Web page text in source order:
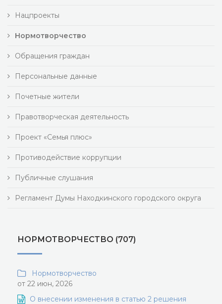
Нацпроекты
Нормотворчество
Обращения граждан
Персональные данные
Почетные жители
Правотворческая деятельность
Проект «Семья плюс»
Противодействие коррупции
Публичные слушания
Регламент Думы Находкинского городского округа
НОРМОТВОРЧЕСТВО (707)
Нормотворчество
от 22 июн, 2026
О внесении изменения в статью 2 решения